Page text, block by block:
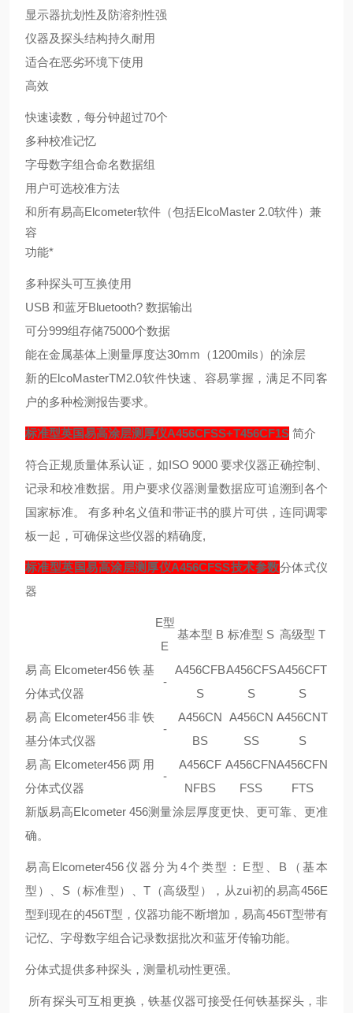
显示器抗划性及防溶剂性强
仪器及探头结构持久耐用
适合在恶劣环境下使用
高效
快速读数，每分钟超过70个
多种校准记忆
字母数字组合命名数据组
用户可选校准方法
和所有易高Elcometer软件（包括ElcoMaster 2.0软件）兼
容
功能*
多种探头可互换使用
USB 和蓝牙Bluetooth? 数据输出
可分999组存储75000个数据
能在金属基体上测量厚度达30mm（1200mils）的涂层
新的ElcoMasterTM2.0软件快速、容易掌握，满足不同客
户的多种检测报告要求。
标准型英国易高涂层测厚仪A456CFSS+T456CF1S 简介
符合正规质量体系认证，如ISO 9000 要求仪器正确控制、
记录和校准数据。用户要求仪器测量数据应可追溯到各个
国家标准。 有多种名义值和带证书的膜片可供，连同调零
板一起，可确保这些仪器的精确度,
标准型英国易高涂层测厚仪A456CFSS技术参数分体式仪
器
E型
E
基本型 B 标准型 S 高级型 T
易高Elcometer456铁基
分体式仪器
-
A456CFB
S
A456CFS
S
A456CFT
S
易高Elcometer456非铁
基分体式仪器
-
A456CN
BS
A456CN
SS
A456CNT
S
易高Elcometer456两用
分体式仪器
-
A456CF
NFBS
A456CFN
FSS
A456CFN
FTS
新版易高Elcometer 456测量涂层厚度更快、更可靠、更准
确。
易高Elcometer456仪器分为4个类型：E型、B（基本
型）、S（标准型）、T（高级型），从zui初的易高456E
型到现在的456T型，仪器功能不断增加，易高456T型带有
记忆、字母数字组合记录数据批次和蓝牙传输功能。
分体式提供多种探头，测量机动性更强。
所有探头可互相更换，铁基仪器可接受任何铁基探头，非